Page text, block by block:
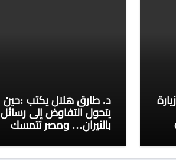
د. طارق هلال يكتب :حين
يتحول التفاوض إلى رسائل
بالنيران… ومصر تتمسك